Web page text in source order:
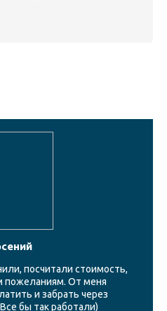
посчитали стоимость,
пожеланиям. От меня
и забрать через
бы так работали)